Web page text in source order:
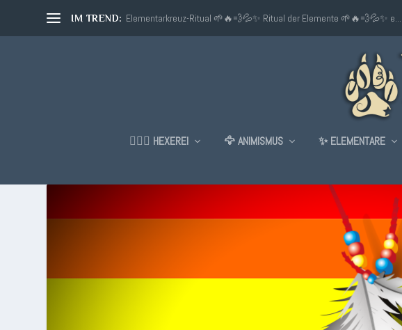
IM TREND: Elementarkreuz-Ritual 🌱🔥💨💦✨ Ritual der Elemente 🌱🔥💨💦✨ e...
🧙🏼‍♂️ HEXEREI 🦅 ANIMISMUS ✨ ELEMENTARE